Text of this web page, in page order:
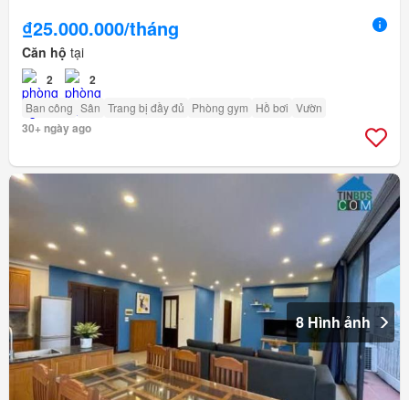
₫25.000.000/tháng
Căn hộ tại
2 2
Ban công Sân Trang bị đầy đủ Phòng gym Hồ bơi Vườn
30+ ngày ago
8 Hình ảnh